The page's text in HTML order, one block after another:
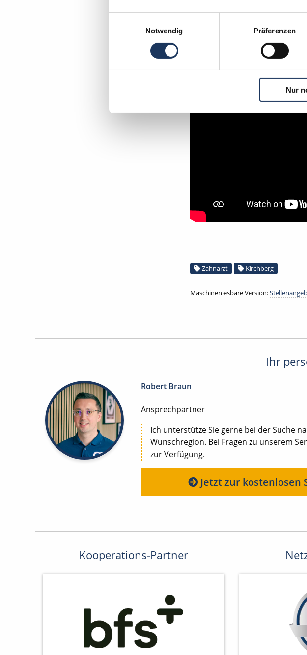
Notwendig
Präferenzen
Nur
In wenigen Schritten
Zahnarzt Kirchberg
Maschinenlesbare Version:
Ihr
Robert Braun
Ansprechpartner
Ich unterstütze Sie gerne bei der Suche
Wunschregion. Bei Fragen zu unserem
zur Verfügung.
Jetzt zur kostenlosen
Kooperations-Partner